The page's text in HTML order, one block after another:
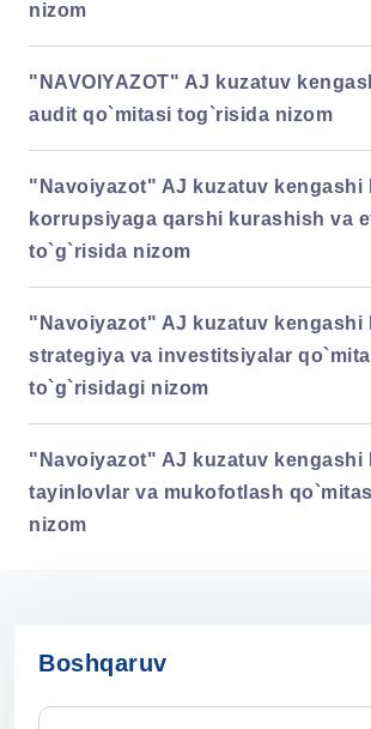
nizom
"NAVOIYAZOT" AJ kuzatuv
audit qo`mitasi tog`risida nizom
"Navoiyazot" AJ kuzatuv kengashi
korrupsiyaga qarshi kurashish va
to`g`risida nizom
"Navoiyazot" AJ kuzatuv kengashi
strategiya va investitsiyalar
to`g`risidagi nizom
"Navoiyazot" AJ kuzatuv kengashi
tayinlovlar va mukofotlash
nizom
Boshqaruv